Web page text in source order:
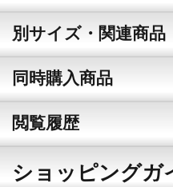
別サイズ・関連商品
同時購入商品
閲覧履歴
ショッピングガ